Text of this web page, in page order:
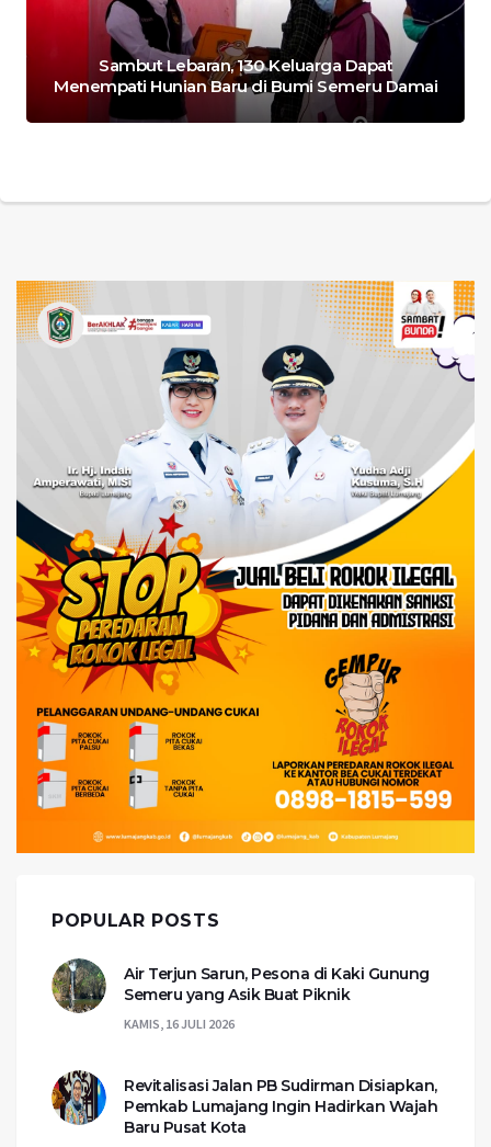
Sambut Lebaran, 130 Keluarga Dapat
Menempati Hunian Baru di Bumi Semeru Damai
POPULAR POSTS
Air Terjun Sarun, Pesona di Kaki Gunung
Semeru yang Asik Buat Piknik
KAMIS, 16 JULI 2026
Revitalisasi Jalan PB Sudirman Disiapkan,
Pemkab Lumajang Ingin Hadirkan Wajah
Baru Pusat Kota